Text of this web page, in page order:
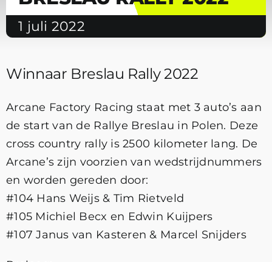
1 juli 2022
Winnaar Breslau Rally 2022
Arcane Factory Racing staat met 3 auto’s aan
de start van de Rallye Breslau in Polen. Deze
cross country rally is 2500 kilometer lang. De
Arcane’s zijn voorzien van wedstrijdnummers
en worden gereden door:
#104 Hans Weijs & Tim Rietveld
#105 Michiel Becx en Edwin Kuijpers
#107 Janus van Kasteren & Marcel Snijders